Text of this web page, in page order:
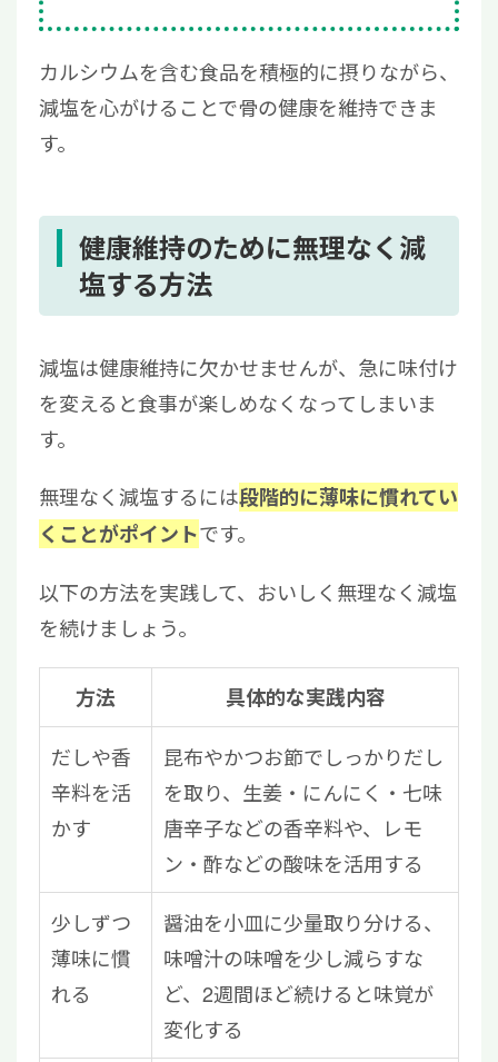
カルシウムを含む食品を積極的に摂りながら、
減塩を心がけることで骨の健康を維持できま
す。
健康維持のために無理なく減
塩する方法
減塩は健康維持に欠かせませんが、急に味付け
を変えると食事が楽しめなくなってしまいま
す。
無理なく減塩するには段階的に薄味に慣れてい
くことがポイントです。
以下の方法を実践して、おいしく無理なく減塩
を続けましょう。
方法 具体的な実践内容
だしや香
辛料を活
かす
昆布やかつお節でしっかりだし
を取り、生姜・にんにく・七味
唐辛子などの香辛料や、レモ
ン・酢などの酸味を活用する
少しずつ
薄味に慣
れる
醤油を小皿に少量取り分ける、
味噌汁の味噌を少し減らすな
ど、2週間ほど続けると味覚が
変化する